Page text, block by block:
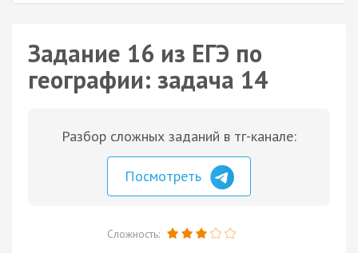
Задание 16 из ЕГЭ по
географии: задача 14
Разбор сложных заданий в тг-канале:
Посмотреть
Сложность: